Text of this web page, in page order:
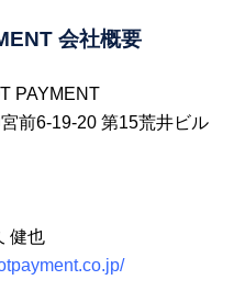
会社概要
6-19-20 第15荒井ビル
也